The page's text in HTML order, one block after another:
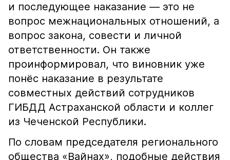
и последующее наказание — это не
вопрос межнациональных отношений, а
вопрос закона, совести и личной
ответственности. Он также
проинформировал, что виновник уже
понёс наказание в результате
совместных действий сотрудников
ГИБДД Астраханской области и коллег
из Чеченской Республики.
По словам председателя регионального
общества «Вайнах», подобные действия